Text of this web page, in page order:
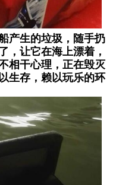
产生的垃圾，随手扔
，让它在海上漂着，
相干心理，正在毁灭
生存，赖以玩乐的环